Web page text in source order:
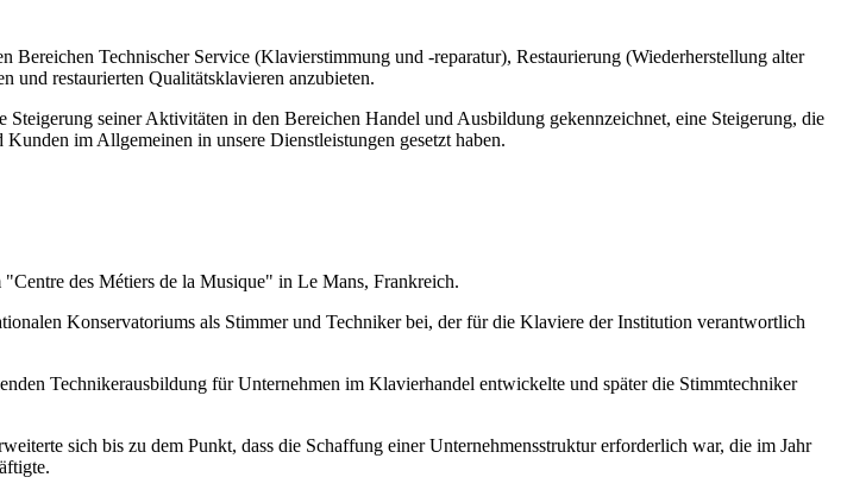
Technischer Service (Klavierstimmung und -reparatur), Restaurierung (Wiederherstellung alter
und restaurierten Qualitätsklavieren anzubieten.
seiner Aktivitäten in den Bereichen Handel und Ausbildung gekennzeichnet, eine Steigerung, die
im Allgemeinen in unsere Dienstleistungen gesetzt haben.
des Métiers de la Musique" in Le Mans, Frankreich.
Konservatoriums als Stimmer und Techniker bei, der für die Klaviere der Institution verantwortlich
Technikerausbildung für Unternehmen im Klavierhandel entwickelte und später die Stimmtechniker
sich bis zu dem Punkt, dass die Schaffung einer Unternehmensstruktur erforderlich war, die im Jahr